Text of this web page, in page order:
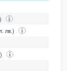
лв.)